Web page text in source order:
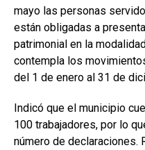
mayo las personas
están obligadas a
patrimonial en la
contempla los
del 1 de enero al 31 de
Indicó que el municipio
100 trabajadores, por lo
número de declaraciones.